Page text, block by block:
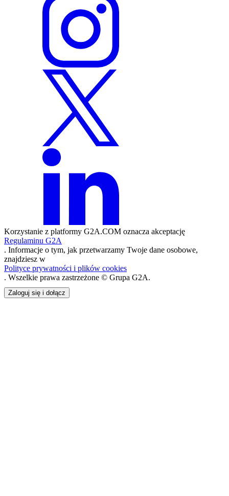
Korzystanie z platformy G2A.COM oznacza akceptację
Regulaminu G2A
. Informacje o tym, jak przetwarzamy Twoje dane osobowe,
znajdziesz w
Polityce prywatności i plików cookies
. Wszelkie prawa zastrzeżone © Grupa G2A.
Zaloguj się i dołącz